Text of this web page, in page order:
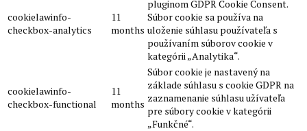
cookielawinfo-
checkbox-analytics
11
months
pluginom GDPR Cookie Consent.
Súbor cookie sa používa na
uloženie súhlasu používateľa s
používaním súborov cookie v
kategórii „Analytika“.
cookielawinfo-
checkbox-functional
11
months
Súbor cookie je nastavený na
základe súhlasu s cookie GDPR na
zaznamenanie súhlasu užívateľa
pre súbory cookie v kategórii
„Funkčné“.